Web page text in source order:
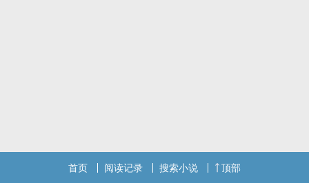
首页 阅读记录 搜索小说 顶部